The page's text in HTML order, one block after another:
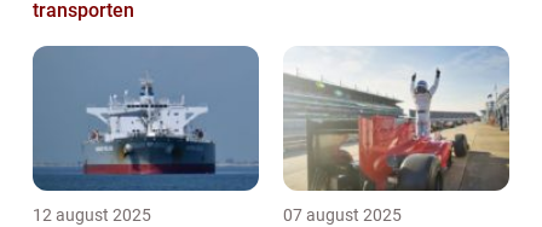
transporten
12 august 2025 07 august 2025